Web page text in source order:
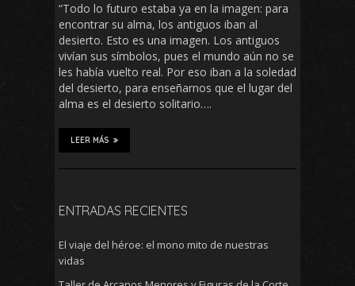
“Todo lo futuro estaba ya en la imagen: para
encontrar su alma, los antiguos iban al
desierto. Esto es una imagen. Los antiguos
vivían sus símbolos, pues el mundo aún no se
les había vuelto real. Por eso iban a la soledad
del desierto, para enseñarnos que el lugar del
alma es el desierto solitario….
LEER MÁS
ENTRADAS RECIENTES
El viaje del héroe: el mono mito de nuestras
vidas